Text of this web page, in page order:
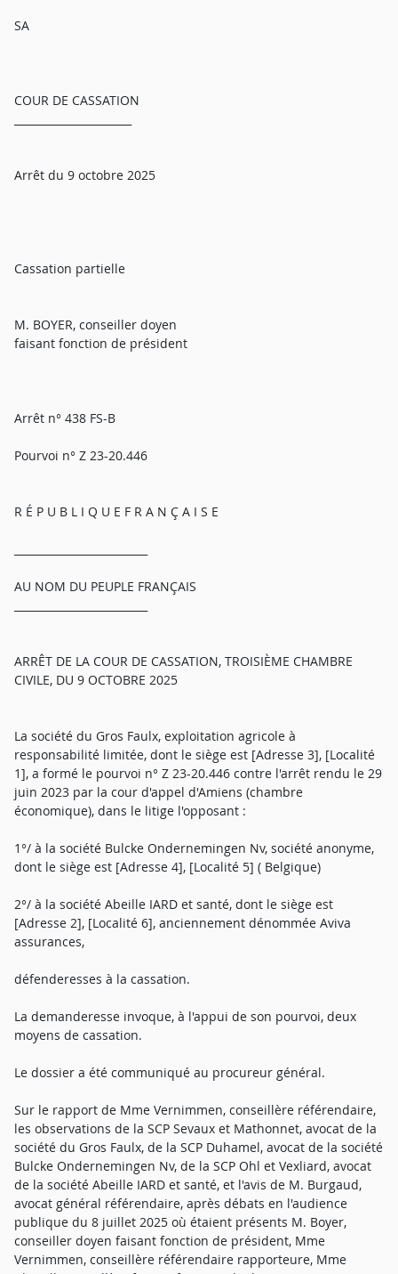
SA
COUR DE CASSATION
Arrêt du 9 octobre 2025
Cassation partielle
M. BOYER, conseiller doyen
faisant fonction de président
Arrêt n° 438 FS-B
Pourvoi n° Z 23-20.446
R É P U B L I Q U E F R A N Ç A I S E
AU NOM DU PEUPLE FRANÇAIS
ARRÊT DE LA COUR DE CASSATION, TROISIÈME CHAMBRE
CIVILE, DU 9 OCTOBRE 2025
La société du Gros Faulx, exploitation agricole à
responsabilité limitée, dont le siège est [Adresse 3], [Localité
1], a formé le pourvoi n° Z 23-20.446 contre l'arrêt rendu le 29
juin 2023 par la cour d'appel d'Amiens (chambre
économique), dans le litige l'opposant :
1°/ à la société Bulcke Ondernemingen Nv, société anonyme,
dont le siège est [Adresse 4], [Localité 5] ( Belgique)
2°/ à la société Abeille IARD et santé, dont le siège est
[Adresse 2], [Localité 6], anciennement dénommée Aviva
assurances,
défenderesses à la cassation.
La demanderesse invoque, à l'appui de son pourvoi, deux
moyens de cassation.
Le dossier a été communiqué au procureur général.
Sur le rapport de Mme Vernimmen, conseillère référendaire,
les observations de la SCP Sevaux et Mathonnet, avocat de la
société du Gros Faulx, de la SCP Duhamel, avocat de la société
Bulcke Ondernemingen Nv, de la SCP Ohl et Vexliard, avocat
de la société Abeille IARD et santé, et l'avis de M. Burgaud,
avocat général référendaire, après débats en l'audience
publique du 8 juillet 2025 où étaient présents M. Boyer,
conseiller doyen faisant fonction de président, Mme
Vernimmen, conseillère référendaire rapporteure, Mme